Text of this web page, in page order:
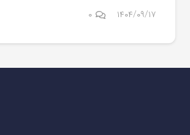
۱۴۰۴/۰۹/۱۷ ۰